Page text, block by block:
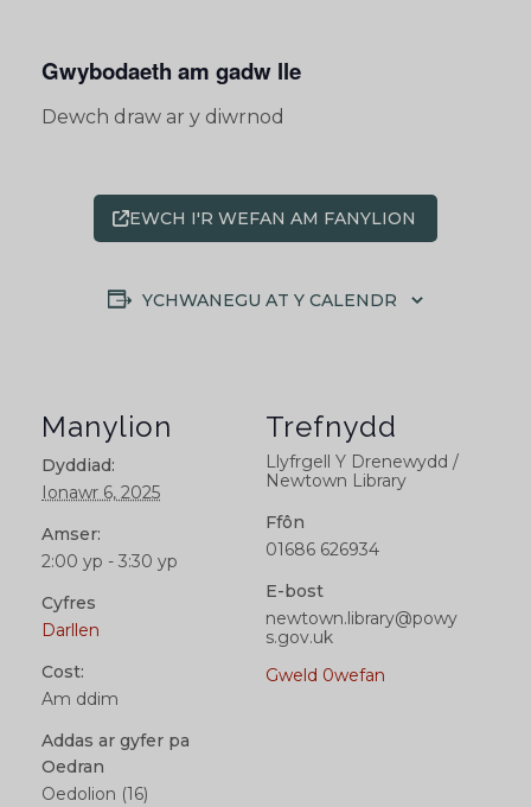
Gwybodaeth am gadw lle
Dewch draw ar y diwrnod
EWCH I'R WEFAN AM FANYLION
YCHWANEGU AT Y CALENDR
Manylion
Dyddiad:
Ionawr 6, 2025
Amser:
2:00 yp - 3:30 yp
Cyfres
Darllen
Cost:
Am ddim
Addas ar gyfer pa
Oedran
Oedolion (16)
Trefnydd
Llyfrgell Y Drenewydd /
Newtown Library
Ffôn
01686 626934
E-bost
newtown.library@powy
s.gov.uk
Gweld 0wefan